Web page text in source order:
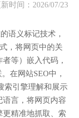
时间：2026/07/23
语义标记技术，
，将网页中的关
等）嵌入代码，
在网站SEO中，
索引擎理解和展示
言，将网页内容
精准地抓取、索